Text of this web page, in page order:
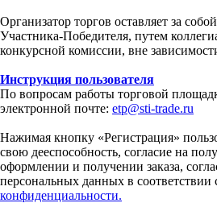
Организатор торгов оставляет за
Участника-Победителя, путем
конкурсной комиссии, вне
Инструкция пользователя
По вопросам работы торговой
электронной почте: etp@sti-trade.ru
Нажимая кнопку «Регистрация»
свою дееспособность, согласие на
оформлении и получении заказа,
персональных данных в соответствии
конфиденциальности.